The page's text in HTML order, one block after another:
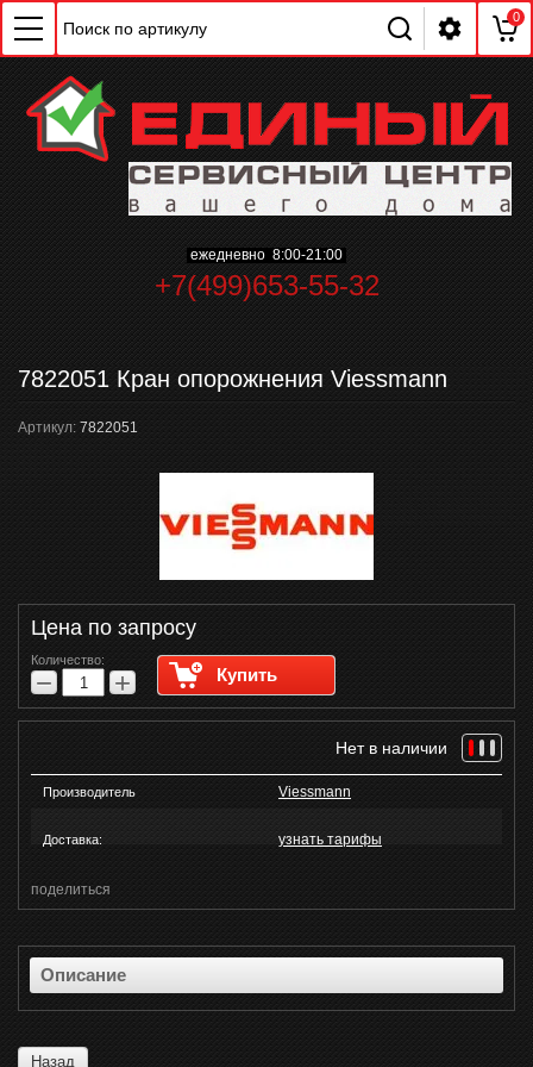
0
ежедневно 8:00-21:00
+7(499)653-55-32
7822051 Кран опорожнения Viessmann
Артикул: 7822051
Цена по запросу
Количество:
− + Купить
Нет в наличии
Производитель Viessmann
Доставка: узнать тарифы
поделиться
Описание
Назад
ChatApp
online
Мессенджеры
Свяжитесь с нами через любой удобный
мессенджер!
WhatsApp Telegram